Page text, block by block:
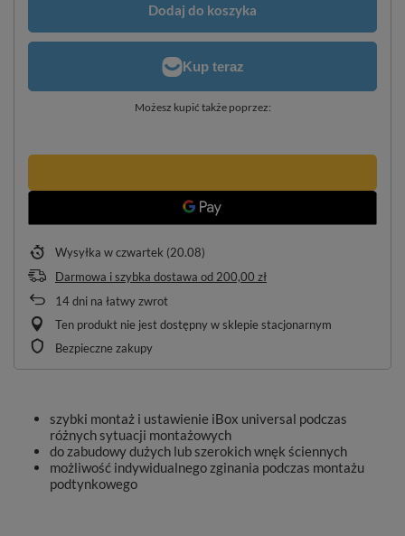
Dodaj do koszyka
Możesz kupić także poprzez:
Wysyłka w czwartek (20.08)
Darmowa i szybka dostawa od 200,00 zł
14dni na łatwy zwrot
Ten produkt nie jest dostępny w sklepie stacjonarnym
Bezpieczne zakupy
szybki montaż i ustawienie iBox universal podczas
różnych sytuacji montażowych
do zabudowy dużych lub szerokich wnęk ściennych
możliwość indywidualnego zginania podczas montażu
podtynkowego